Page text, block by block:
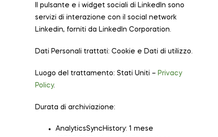
Il pulsante e i widget sociali di LinkedIn sono
servizi di interazione con il social network
Linkedin, forniti da LinkedIn Corporation.
Dati Personali trattati: Cookie e Dati di utilizzo.
Luogo del trattamento: Stati Uniti – Privacy
Policy.
Durata di archiviazione:
AnalyticsSyncHistory: 1 mese